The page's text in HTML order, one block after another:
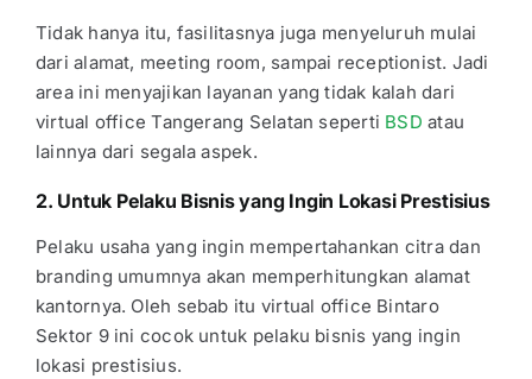
Tidak hanya itu, fasilitasnya juga menyeluruh mulai
dari alamat, meeting room, sampai receptionist. Jadi
area ini menyajikan layanan yang tidak kalah dari
virtual office Tangerang Selatan seperti BSD atau
lainnya dari segala aspek.
2. Untuk Pelaku Bisnis yang Ingin Lokasi Prestisius
Pelaku usaha yang ingin mempertahankan citra dan
branding umumnya akan memperhitungkan alamat
kantornya. Oleh sebab itu virtual office Bintaro
Sektor 9ini cocok untuk pelaku bisnis yang ingin
lokasi prestisius.